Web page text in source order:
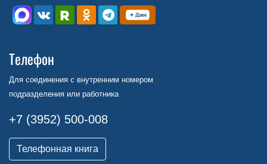
Телефон
Для соединения с внутренним номером
подразделения или работника
+7 (3952) 500-008
Телефонная книга